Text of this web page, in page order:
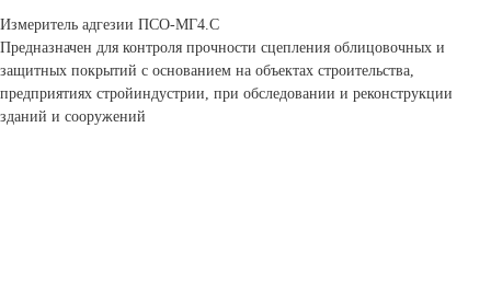
Измеритель адгезии ПСО-МГ4.С
Предназначен для контроля прочности сцепления облицовочных и
защитных покрытий с основанием на объектах строительства,
предприятиях стройиндустрии, при обследовании и реконструкции
зданий и сооружений